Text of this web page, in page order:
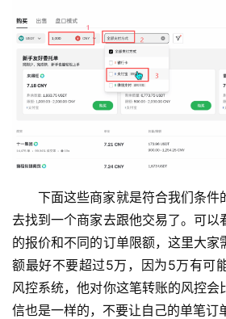
下面这些商家就是符合我们条件
去找到一个商家去跟他交易了。可以
的报价和不同的订单限额，这里大家
额最好不要超过5万，因为5万有可
风控系统，他对你这笔转账的风控会
信也是一样的，不要让自己的单笔订